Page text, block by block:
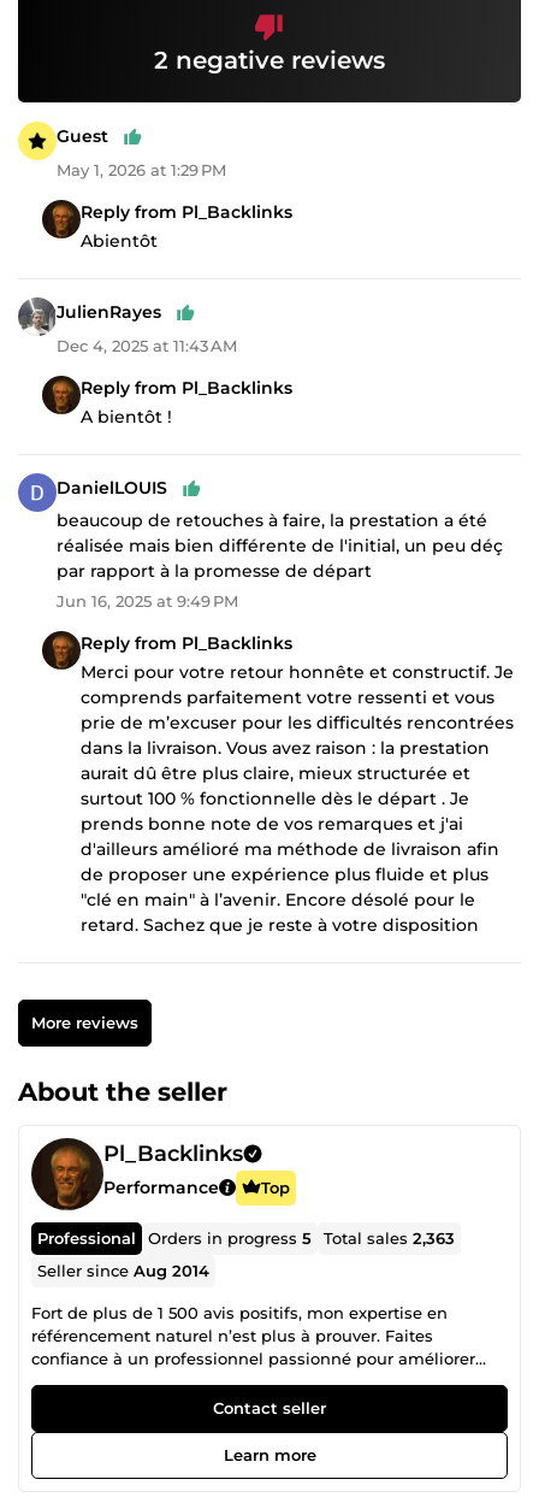
2 negative reviews
Guest
May 1, 2026 at 1:29 PM
Reply from Pl_Backlinks
Abientôt
JulienRayes
Dec 4, 2025 at 11:43 AM
Reply from Pl_Backlinks
A bientôt !
DanielLOUIS
beaucoup de retouches à faire, la prestation a été
réalisée mais bien différente de l'initial, un peu déç
par rapport à la promesse de départ
Jun 16, 2025 at 9:49 PM
Reply from Pl_Backlinks
Merci pour votre retour honnête et constructif. Je
comprends parfaitement votre ressenti et vous
prie de m’excuser pour les difficultés rencontrées
dans la livraison. Vous avez raison : la prestation
aurait dû être plus claire, mieux structurée et
surtout 100 % fonctionnelle dès le départ . Je
prends bonne note de vos remarques et j'ai
d'ailleurs amélioré ma méthode de livraison afin
de proposer une expérience plus fluide et plus
"clé en main" à l’avenir. Encore désolé pour le
retard. Sachez que je reste à votre disposition
More reviews
About the seller
Pl_Backlinks
Performance Top
Professional Orders in progress5 Total sales2,363
Seller sinceAug 2014
Fort de plus de 1 500 avis positifs, mon expertise en
référencement naturel n’est plus à prouver. Faites
confiance à un professionnel passionné pour améliorer
votre visibilité et attirer un trafic qualifié sur vos
plateformes en ligne. Mon expérience dans le numérique
remonte aux débuts de l’informatique. Dès les années 80,
j’assistais à l’émergence des premiers ordinateurs
personnels, bien avant l’avènement d’Internet. J’ai débuté
Contact seller
Learn more